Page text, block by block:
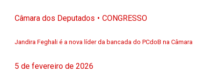
Câmara dos Deputados CONGRESSO
Jandira Feghali é a nova líder da bancada do PCdoB na Câmara
5 de fevereiro de 2026